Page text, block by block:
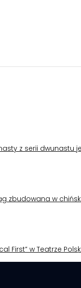
z serii dwunastu
zbudowana w
First” w Teatrze